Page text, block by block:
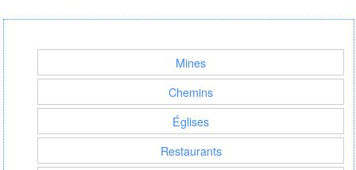
Mines
Chemins
Églises
Restaurants